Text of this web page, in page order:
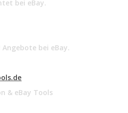
bei eBay.
Angebote bei eBay.
& eBay Tools